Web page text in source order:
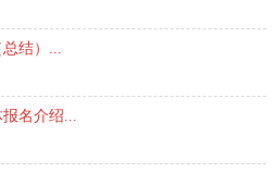
结）...
名介绍...